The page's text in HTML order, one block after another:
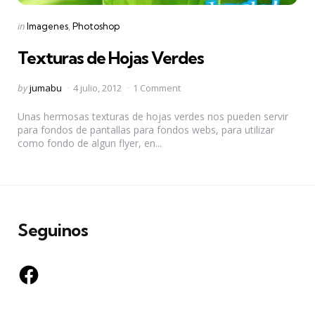
Categories
Posted
inImagenes Photoshop
Texturas de Hojas Verdes
Posted
byjumabu 4 julio, 2012 1 Comment
Unas hermosas texturas de hojas verdes nos pueden servir
para fondos de pantallas para fondos webs, para utilizar
como fondo de algun flyer, en...
Seguinos
Facebook